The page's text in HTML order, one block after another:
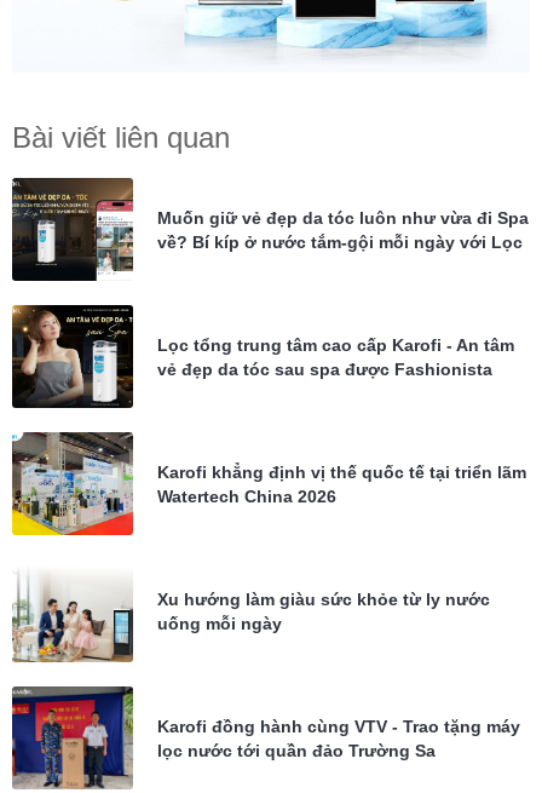
Bài viết liên quan
Muốn giữ vẻ đẹp da tóc luôn như vừa đi Spa
về? Bí kíp ở nước tắm-gội mỗi ngày với Lọc
Lọc tổng trung tâm cao cấp Karofi - An tâm
vẻ đẹp da tóc sau spa được Fashionista
Karofi khẳng định vị thế quốc tế tại triển lãm
Watertech China 2026
Xu hướng làm giàu sức khỏe từ ly nước
uống mỗi ngày
Karofi đồng hành cùng VTV - Trao tặng máy
lọc nước tới quần đảo Trường Sa